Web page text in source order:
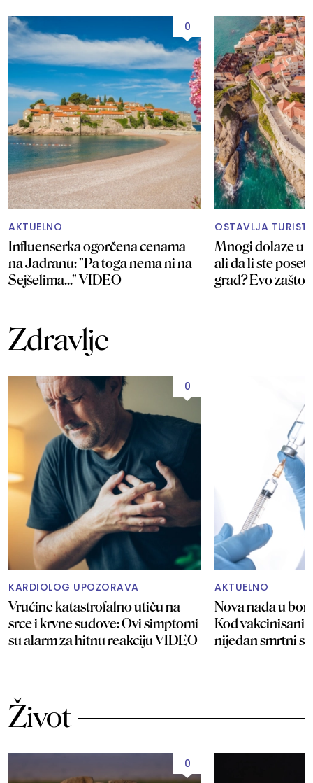
0
AKTUELNO
Influenserka ogorčena cenama
na Jadranu: "Pa toga nema ni na
Sejšelima..." VIDEO
OSTAVLJA
Mnogi dolaze u
ali da li ste
grad? Evo zašto
Zdravlje
0
KARDIOLOG UPOZORAVA
Vrućine katastrofalno utiču na
srce i krvne sudove: Ovi simptomi
su alarm za hitnu reakciju VIDEO
AKTUELNO
Nova nada u
Kod
nijedan smrtni
Život
0